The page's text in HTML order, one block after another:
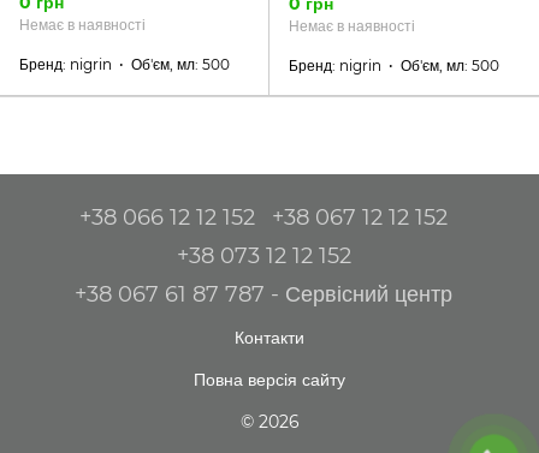
Немає в наявності
Бренд nigrin Об'єм, мл 500
Performance
Немає в наявності
Бренд nigrin Об'єм, мл 500
+38 066 12 12 152
+38 067 12 12 152
+38 073 12 12 152
+38 067 61 87 787 - Сервісний центр
Контакти
Повна версія сайту
© 2026